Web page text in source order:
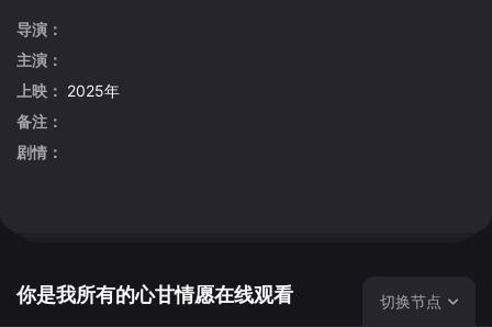
导演：
主演：
上映： 2025年
备注：
剧情：
你是我所有的心甘情愿在线观看 切换节点